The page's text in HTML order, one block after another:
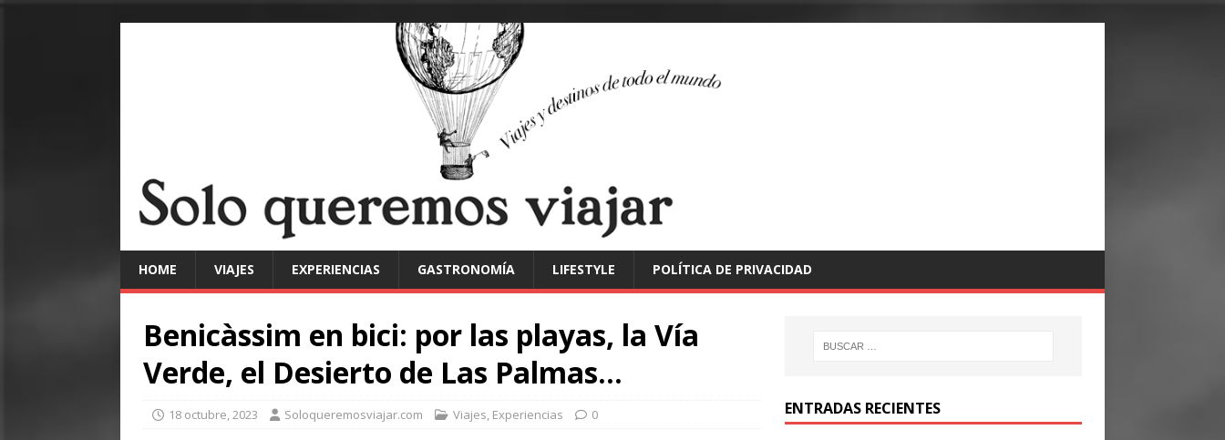
HOME VIAJES EXPERIENCIAS GASTRONOMÍA LIFESTYLE POLÍTICA DE PRIVACIDAD
Benicàssim en bici: por las playas, la Vía
Verde, el Desierto de Las Palmas…
18 octubre, 2023 Soloqueremosviajar.com Viajes, Experiencias 0 ENTRADAS RECIENTES